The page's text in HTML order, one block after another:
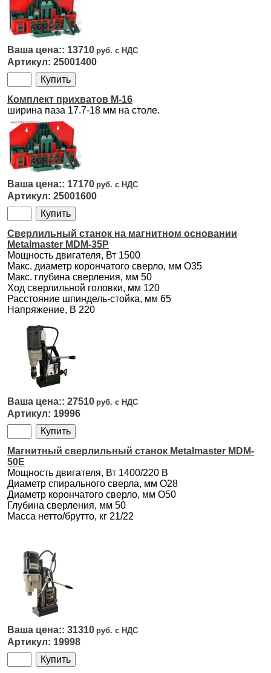
13710
25001400
Комплект прихватов M-16
ширина паза 17.7-18 мм на столе.
17170
25001600
Сверлильный станок на магнитном основании
Metalmaster MDM-35P
Мощность двигателя, Вт 1500
Макс. диаметр корончатого сверло, мм O35
Макс. глубина сверления, мм 50
Ход сверлильной головки, мм 120
Расстояние шпиндель-стойка, мм 65
Напряжение, В 220
27510
19996
Магнитный сверлильный станок Metalmaster MDM-
50E
Мощность двигателя, Вт 1400/220 В
Диаметр спирального сверла, мм O28
Диаметр корончатого сверло, мм O50
Глубина сверления, мм 50
Масса нетто/брутто, кг 21/22
31310
19998